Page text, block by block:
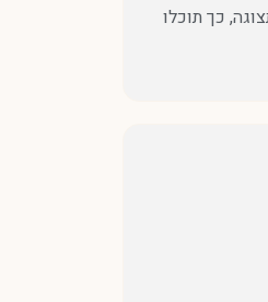
כך תוכלו